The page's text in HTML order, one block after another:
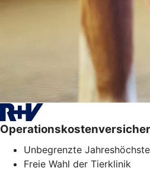
Unbegrenzte
Freie Wahl der Tierklinik